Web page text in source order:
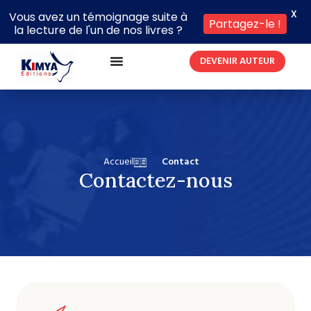
DEVENIR AUTEUR
Accueil Contact
Contactez-nous
Vous avez un témoignage suite à
la lecture de l'un de nos livres ?
Partagez-le !
X